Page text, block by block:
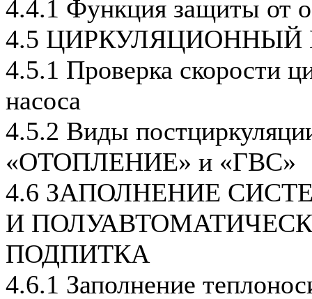
4.4.1 Функция защиты от
4.5 ЦИРКУЛЯЦИОННЫЙ
4.5.1 Проверка скорости
насоса
4.5.2 Виды
«ОТОПЛЕНИЕ» и «ГВС»
4.6 ЗАПОЛНЕНИЕ
И
ПОДПИТКА
4.6.1 Заполнение